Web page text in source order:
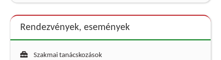
Rendezvények, események
Szakmai tanácskozások